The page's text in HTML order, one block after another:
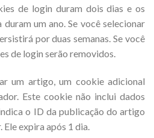
de login duram dois dias e os
um ano. Se você selecionar
por duas semanas. Se você
de login serão removidos.
um artigo, um cookie adicional
Este cookie não inclui dados
o ID da publicação do artigo
expira após 1 dia.